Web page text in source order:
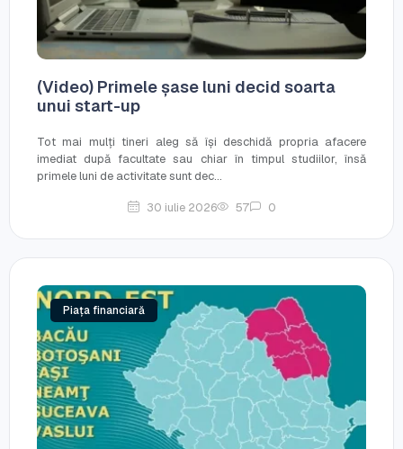
(Video) Primele șase luni decid soarta
unui start-up
Tot mai mulți tineri aleg să își deschidă propria afacere
imediat după facultate sau chiar în timpul studiilor, însă
primele luni de activitate sunt dec...
30 iulie 2026 57 0
Piața financiară